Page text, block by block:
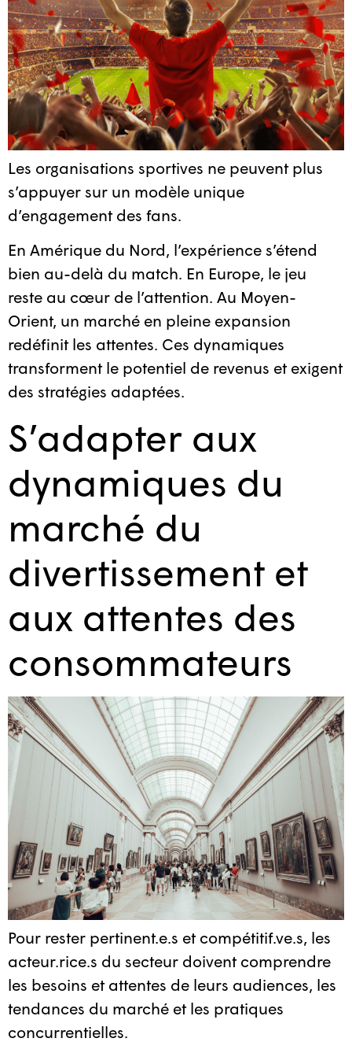
Les organisations sportives ne peuvent plus
s’appuyer sur un modèle unique
d’engagement des fans.
En Amérique du Nord, l’expérience s’étend
bien au-delà du match. En Europe, le jeu
reste au cœur de l’attention. Au Moyen-
Orient, un marché en pleine expansion
redéfinit les attentes. Ces dynamiques
transforment le potentiel de revenus et exigent
des stratégies adaptées.
S’adapter aux
dynamiques du
marché du
divertissement et
aux attentes des
consommateurs
Pour rester pertinent.e.s et compétitif.ve.s, les
acteur.rice.s du secteur doivent comprendre
les besoins et attentes de leurs audiences, les
tendances du marché et les pratiques
concurrentielles.